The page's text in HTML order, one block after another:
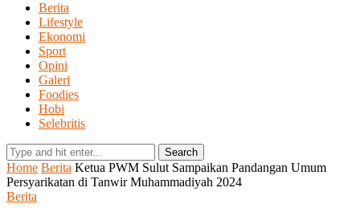
Berita
Lifestyle
Ekonomi
Sport
Opini
Galeri
Foodies
Hobi
Selebritis
Search
Home Berita Ketua PWM Sulut Sampaikan Pandangan Umum
Persyarikatan di Tanwir Muhammadiyah 2024
Berita